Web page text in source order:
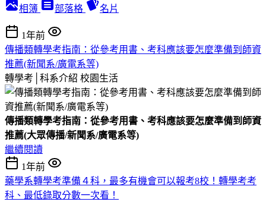
相簿 部落格 名片
1年前
傳播類轉學考指南：從參考用書、考科應該要怎麼準備到師資
推薦(新聞系/廣電系等)
轉學考│科系介紹 校園生活
傳播類轉學考指南：從參考用書、考科應該要怎麼準備到師資
推薦(大眾傳播/新聞系/廣電系等)
繼續閱讀
1年前
藥學系轉學考準備４科，最多有機會可以報考8校！轉學考考
科、最低錄取分數一次看！